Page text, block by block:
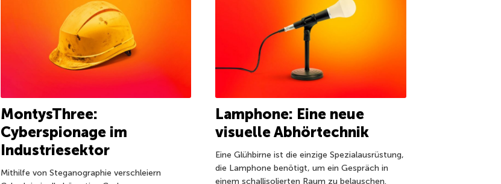
MontysThree:
Cyberspionage im
Industriesektor
Mithilfe von Steganographie verschleiern
Lamphone: Eine neue
visuelle Abhörtechnik
Eine Glühbirne ist die einzige Spezialausrüstung,
die Lamphone benötigt, um ein Gespräch in
einem schallisolierten Raum zu belauschen.